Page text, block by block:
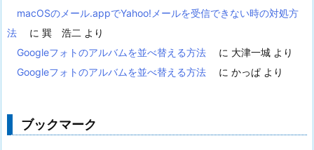
macOSのメール.appでYahoo!メールを受信できない時の対処方
法
に 巽 浩二 より
Googleフォトのアルバムを並べ替える方法
に 大津一城 より
Googleフォトのアルバムを並べ替える方法
に かっぱ より
ブックマーク